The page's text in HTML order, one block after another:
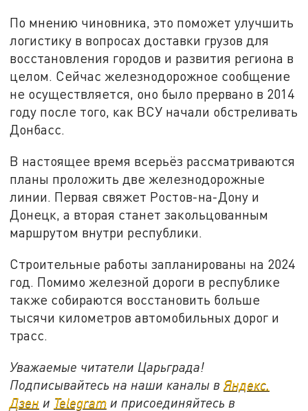
По мнению чиновника, это поможет улучшить
логистику в вопросах доставки грузов для
восстановления городов и развития региона в
целом. Сейчас железнодорожное сообщение
не осуществляется, оно было прервано в 2014
году после того, как ВСУ начали обстреливать
Донбасс.
В настоящее время всерьёз рассматриваются
планы проложить две железнодорожные
линии. Первая свяжет Ростов-на-Дону и
Донецк, а вторая станет закольцованным
маршрутом внутри республики.
Строительные работы запланированы на 2024
год. Помимо железной дороги в республике
также собираются восстановить больше
тысячи километров автомобильных дорог и
трасс.
Уважаемые читатели Царьграда!
Подписывайтесь на наши каналы в Яндекс.
Дзен и Telegram и присоединяйтесь в